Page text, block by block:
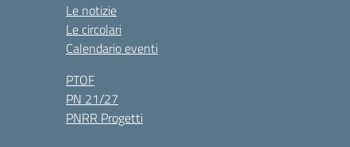
Le notizie
Le circolari
Calendario eventi
PTOF
PN 21/27
PNRR Progetti